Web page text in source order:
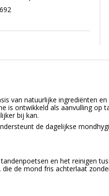
van natuurlijke ingrediënten
is ontwikkeld als aanvulling op
bij kan.
de dagelijkse
en het reinigen
de mond fris achterlaat